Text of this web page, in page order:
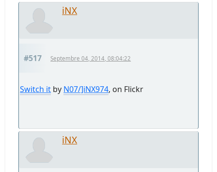
iNX
#517 Septembre 04, 2014, 08:04:22
Switch it by N07/]iNX974, on Flickr
iNX